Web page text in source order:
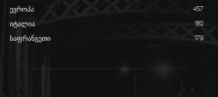
ევროპა 457
იტალია 180
საფრანგეთი 179